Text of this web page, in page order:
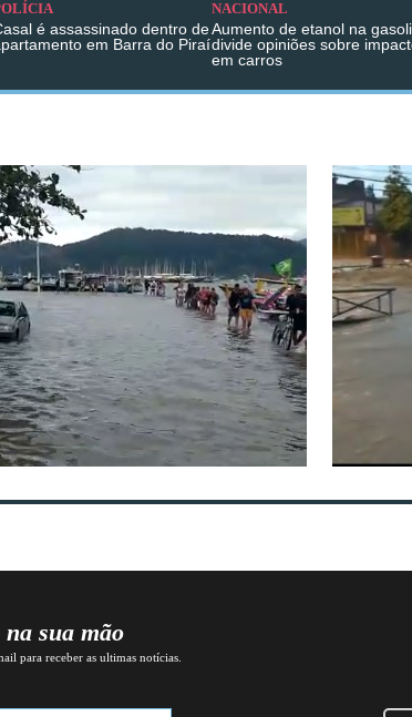
é assassinado dentro de
em Barra do Piraí
NACIONAL
Aumento de etanol na
divide opiniões sobre
em carros
sua mão
para receber as ultimas notícias.